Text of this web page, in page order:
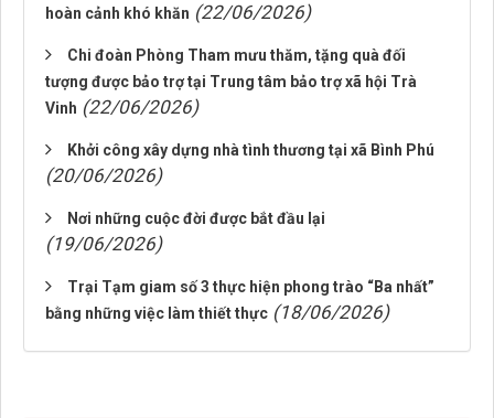
hoàn cảnh khó khăn (22/06/2026)
Chi đoàn Phòng Tham mưu thăm, tặng quà đối
tượng được bảo trợ tại Trung tâm bảo trợ xã hội Trà
Vinh (22/06/2026)
Khởi công xây dựng nhà tình thương tại xã Bình Phú
(20/06/2026)
Nơi những cuộc đời được bắt đầu lại
(19/06/2026)
Trại Tạm giam số 3 thực hiện phong trào “Ba nhất”
bằng những việc làm thiết thực (18/06/2026)